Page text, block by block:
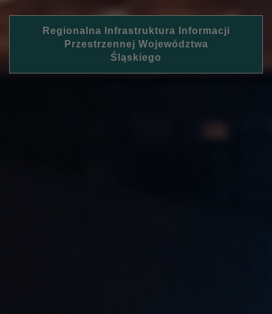
Regionalna Infrastruktura Informacji
Przestrzennej Województwa
Śląskiego